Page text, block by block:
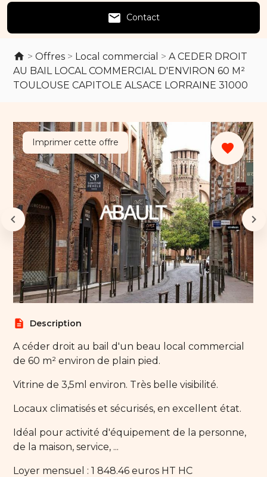
email Contact
>Offres > Local commercial >A CEDER DROIT
AU BAIL LOCAL COMMERCIAL D'ENVIRON 60 M²
TOULOUSE CAPITOLE ALSACE LORRAINE 31000
favorite
Imprimer cette offre
description Description
A céder droit au bail d'un beau local commercial
de 60 m² environ de plain pied.
Vitrine de 3,5ml environ. Très belle visibilité.
Locaux climatisés et sécurisés, en excellent état.
Idéal pour activité d'équipement de la personne,
de la maison, service, ...
Loyer mensuel : 1 848.46 euros HT HC